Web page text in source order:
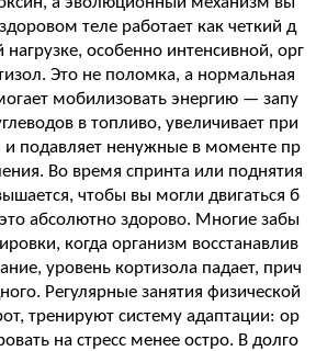
теле работает как четкий д
особенно интенсивной, орг
Это не поломка, а нормальная
мобилизовать энергию — запу
в топливо, увеличивает при
подавляет ненужные в моменте пр
Во время спринта или поднятия
чтобы вы могли двигаться б
абсолютно здорово. Многие забы
когда организм восстанавлив
уровень кортизола падает, прич
Регулярные занятия физической
тренируют систему адаптации: ор
на стресс менее остро. В долго